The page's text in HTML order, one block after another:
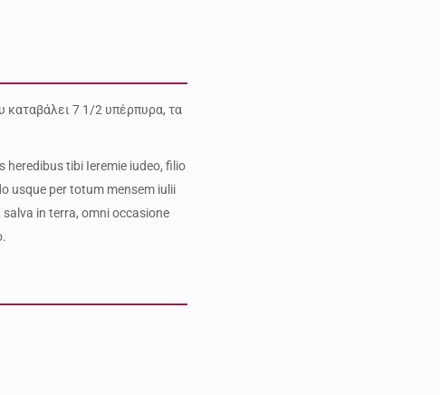
καταβάλει 7 1/2 υπέρπυρα, τα
heredibus tibi Ieremie iudeo, filio
usque per totum mensem iulii
in terra, οmni occasione